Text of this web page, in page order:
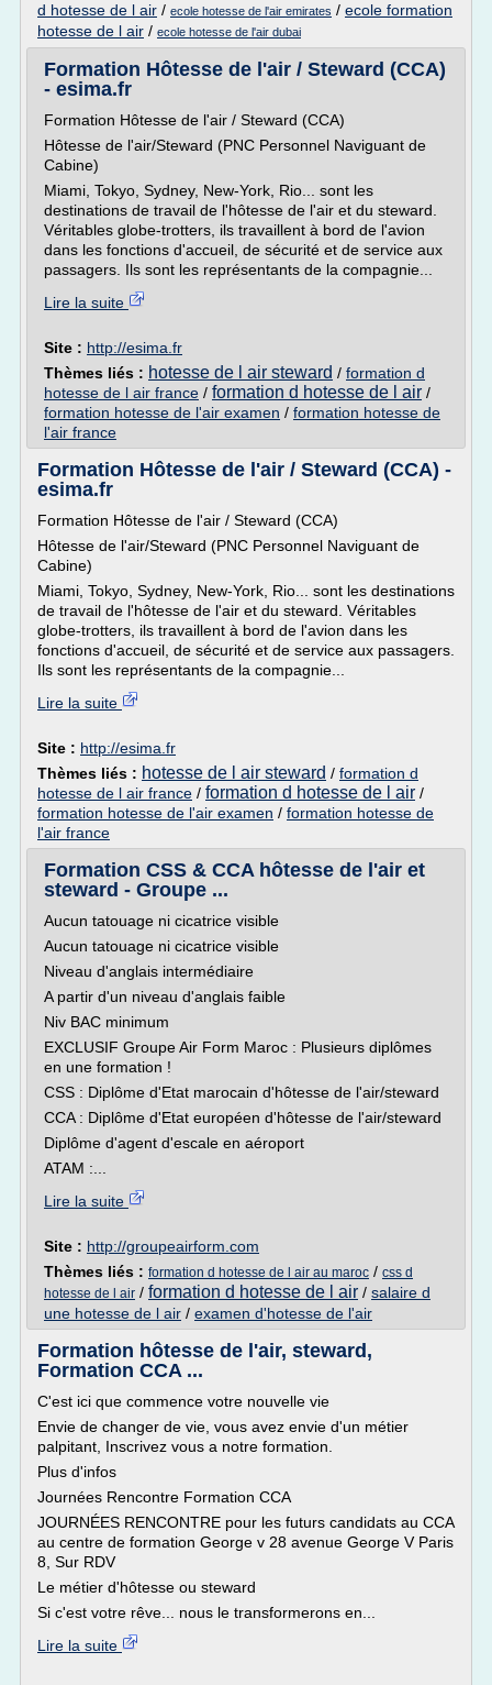
d hotesse de l air / ecole hotesse de l'air emirates / ecole formation
hotesse de l air / ecole hotesse de l'air dubai
Formation Hôtesse de l'air / Steward (CCA)
- esima.fr
Formation Hôtesse de l'air / Steward (CCA)
Hôtesse de l'air/Steward (PNC Personnel Naviguant de
Cabine)
Miami, Tokyo, Sydney, New-York, Rio... sont les
destinations de travail de l'hôtesse de l'air et du steward.
Véritables globe-trotters, ils travaillent à bord de l'avion
dans les fonctions d'accueil, de sécurité et de service aux
passagers. Ils sont les représentants de la compagnie...
Lire la suite
Site : http://esima.fr
Thèmes liés : hotesse de l air steward / formation d
hotesse de l air france / formation d hotesse de l air /
formation hotesse de l'air examen / formation hotesse de
l'air france
Formation Hôtesse de l'air / Steward (CCA) -
esima.fr
Formation Hôtesse de l'air / Steward (CCA)
Hôtesse de l'air/Steward (PNC Personnel Naviguant de
Cabine)
Miami, Tokyo, Sydney, New-York, Rio... sont les destinations
de travail de l'hôtesse de l'air et du steward. Véritables
globe-trotters, ils travaillent à bord de l'avion dans les
fonctions d'accueil, de sécurité et de service aux passagers.
Ils sont les représentants de la compagnie...
Lire la suite
Site : http://esima.fr
Thèmes liés : hotesse de l air steward / formation d
hotesse de l air france / formation d hotesse de l air /
formation hotesse de l'air examen / formation hotesse de
l'air france
Formation CSS & CCA hôtesse de l'air et
steward - Groupe ...
Aucun tatouage ni cicatrice visible
Aucun tatouage ni cicatrice visible
Niveau d'anglais intermédiaire
A partir d'un niveau d'anglais faible
Niv BAC minimum
EXCLUSIF Groupe Air Form Maroc : Plusieurs diplômes
en une formation !
CSS : Diplôme d'Etat marocain d'hôtesse de l'air/steward
CCA : Diplôme d'Etat européen d'hôtesse de l'air/steward
Diplôme d'agent d'escale en aéroport
ATAM :...
Lire la suite
Site : http://groupeairform.com
Thèmes liés : formation d hotesse de l air au maroc / css d
hotesse de l air / formation d hotesse de l air / salaire d
une hotesse de l air / examen d'hotesse de l'air
Formation hôtesse de l'air, steward,
Formation CCA ...
C'est ici que commence votre nouvelle vie
Envie de changer de vie, vous avez envie d'un métier
palpitant, Inscrivez vous a notre formation.
Plus d'infos
Journées Rencontre Formation CCA
JOURNÉES RENCONTRE pour les futurs candidats au CCA
au centre de formation George v 28 avenue George V Paris
8, Sur RDV
Le métier d'hôtesse ou steward
Si c'est votre rêve... nous le transformerons en...
Lire la suite